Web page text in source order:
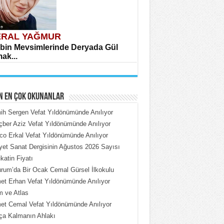
YAĞMUR
Mevsimlerinde Deryada Gül
ÇOBAN
Put Dışardaki Maskeler...
EN ÇOK OKUNANLAR
Sergen Vefat Yıldönümünde Anılıyor
Aziz Vefat Yıldönümünde Anılıyor
Erkal Vefat Yıldönümünde Anılıyor
Sanat Dergisinin Ağustos 2026 Sayısı
Fiyatı
Bir Ocak Cemal Gürsel İlkokulu
Erhan Vefat Yıldönümünde Anılıyor
ve Atlas
Cemal Vefat Yıldönümünde Anılıyor
Kalmanın Ahlakı